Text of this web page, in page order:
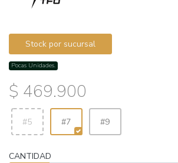
Stock por sucursal
Pocas Unidades.
$ 469.900
#5 #7 #9
CANTIDAD